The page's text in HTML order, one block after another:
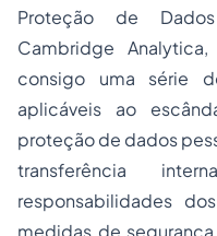
Proteção de
Cambridge
consigo uma série
aplicáveis ao
proteção de dados
transferência
responsabilidades